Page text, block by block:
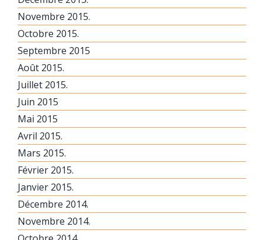
Novembre 2015.
Octobre 2015.
Septembre 2015
Août 2015.
Juillet 2015.
Juin 2015
Mai 2015
Avril 2015.
Mars 2015.
Février 2015.
Janvier 2015.
Décembre 2014.
Novembre 2014.